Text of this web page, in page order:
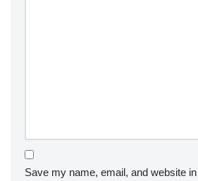
Save my name, email, and website